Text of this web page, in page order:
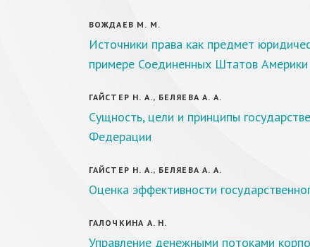
ВОЖДАЕВ М. М.
Источники права как предмет
примере Соединенных Штатов Америки
ГАЙСТЕР Н. А., БЕЛЯЕВА А. А.
Сущность, цели и принципы
Федерации
ГАЙСТЕР Н. А., БЕЛЯЕВА А. А.
Оценка эффективности
ГАЛОЧКИНА А. Н.
Управление денежными потоками